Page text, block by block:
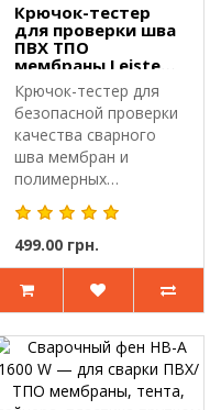
Крючок-тестер
для проверки шва
ПВХ ТПО
мембраны Leister
Herz
Крючок-тестер для
безопасной проверки
качества сварного
шва мембран и
полимерных
материалов.Крючок-
т..
499.00 грн.